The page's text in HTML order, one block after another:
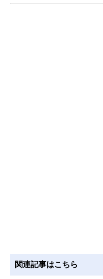
関連記事はこちら